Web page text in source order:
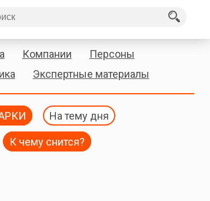
Компании
Персоны
Экспертные материалы
На тему дня
К чему снится?